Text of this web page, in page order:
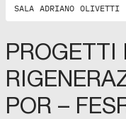
SALA ADRIANO OLIVETTI
PROGETTI
POR –